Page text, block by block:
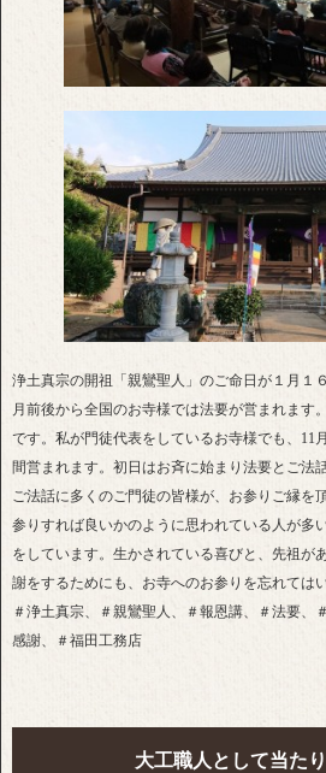
浄土真宗の開祖「親鸞聖人」のご命日が１月１
月前後から全国のお寺様では法要が営まれます
です。私が門徒代表をしているお寺様でも、11
間営まれます。初日はお斉に始まり法要とご法
ご法話に多くのご門徒の皆様が、お参りご縁を
参りすれば良いかのように思われている人が多
をしています。生かされている喜びと、先祖が
謝をするためにも、お寺へのお参りを忘れては
＃浄土真宗、＃親鸞聖人、＃報恩講、＃法要、
感謝、＃福田工務店
大工職人として当た